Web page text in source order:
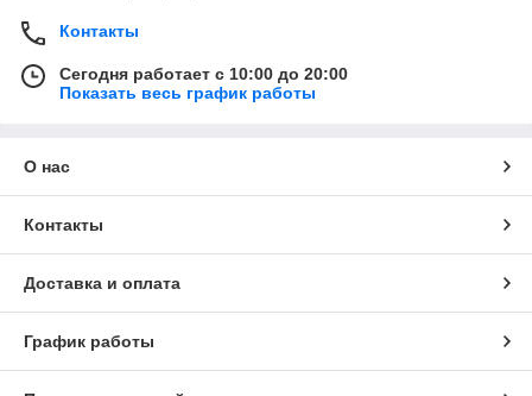
Контакты
Сегодня работает с 10:00 до 20:00
Показать весь график работы
О нас
Контакты
Доставка и оплата
График работы